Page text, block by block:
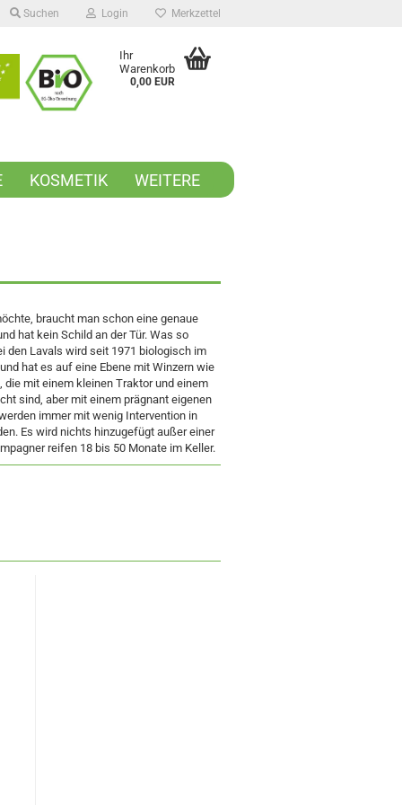
Suchen Login Merkzettel
Ihr
Warenkorb
0,00 EUR
KOSMETIK WEITERE
braucht man schon eine genaue
hat kein Schild an der Tür. Was so
den Lavals wird seit 1971 biologisch im
hat es auf eine Ebene mit Winzern wie
mit einem kleinen Traktor und einem
sind, aber mit einem prägnant eigenen
immer mit wenig Intervention in
Es wird nichts hinzugefügt außer einer
reifen 18 bis 50 Monate im Keller.